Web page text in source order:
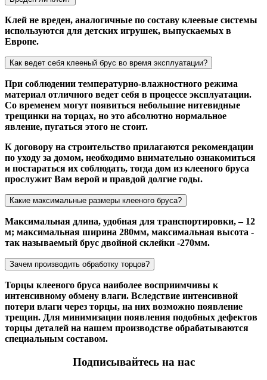
Клей не вреден, аналогичные по составу клеевые системы
используются для детских игрушек, выпускаемых в
Европе.
Как ведет себя клееный брус во время эксплуатации?
При соблюдении температурно-влажностного режима
материал отличного ведет себя в процессе эксплуатации.
Со временем могут появиться небольшие нитевидные
трещинки на торцах, но это абсолютно нормальное
явление, пугаться этого не стоит.
К договору на строительство прилагаются рекомендации
по уходу за домом, необходимо внимательно ознакомиться
и постараться их соблюдать, тогда дом из клееного бруса
прослужит Вам верой и правдой долгие годы.
Какие максимальные размеры клееного бруса?
Максимальная длина, удобная для транспортировки, – 12
м; максимальная ширина 280мм, максимальная высота -
так называемый брус двойной склейки -270мм.
Зачем производить обработку торцов?
Торцы клееного бруса наиболее восприимчивы к
интенсивному обмену влаги. Вследствие интенсивной
потери влаги через торцы, на них возможно появление
трещин. Для минимизации появления подобных дефектов
торцы деталей на нашем производстве обрабатываются
специальным составом.
Подписывайтесь на нас